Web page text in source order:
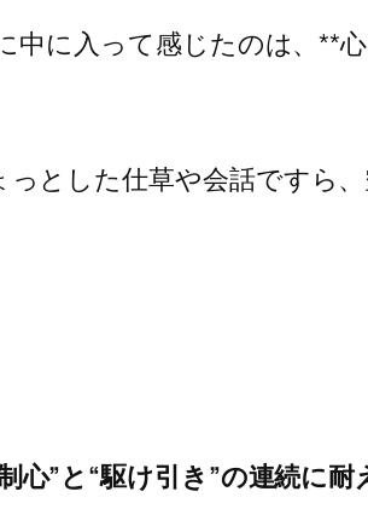
に入って感じたのは、**
とした仕草や会話ですら
心”と“駆け引き”の連続に